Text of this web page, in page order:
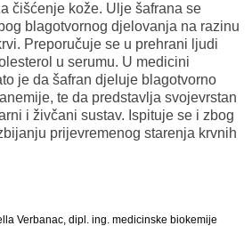
čišćenje kože. Ulje šafrana se
blagotvornog djelovanja na razinu
Preporučuje se u prehrani ljudi
u serumu. U medicini
je da šafran djeluje blagotvorno
te da predstavlja svojevrstan
i živčani sustav. Ispituje se i zbog
prijevremenog starenja krvnih
Verbanac, dipl. ing. medicinske biokemije